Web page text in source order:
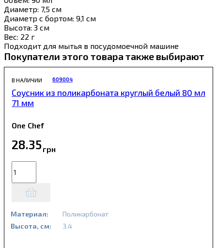
Диаметр: 7,5 см
Диаметр с бортом: 9,1 см
Высота: 3 см
Вес: 22 г
Подходит для мытья в посудомоечной машине
Покупатели этого товара также выбирают
В НАЛИЧИИ 609004
Соусник из поликарбоната круглый белый 80 мл
71 мм
One Chef
28.35грн
Материал:
Поликарбонат
Высота, см:
3.4